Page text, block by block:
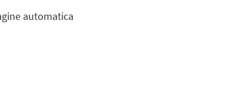
automatica